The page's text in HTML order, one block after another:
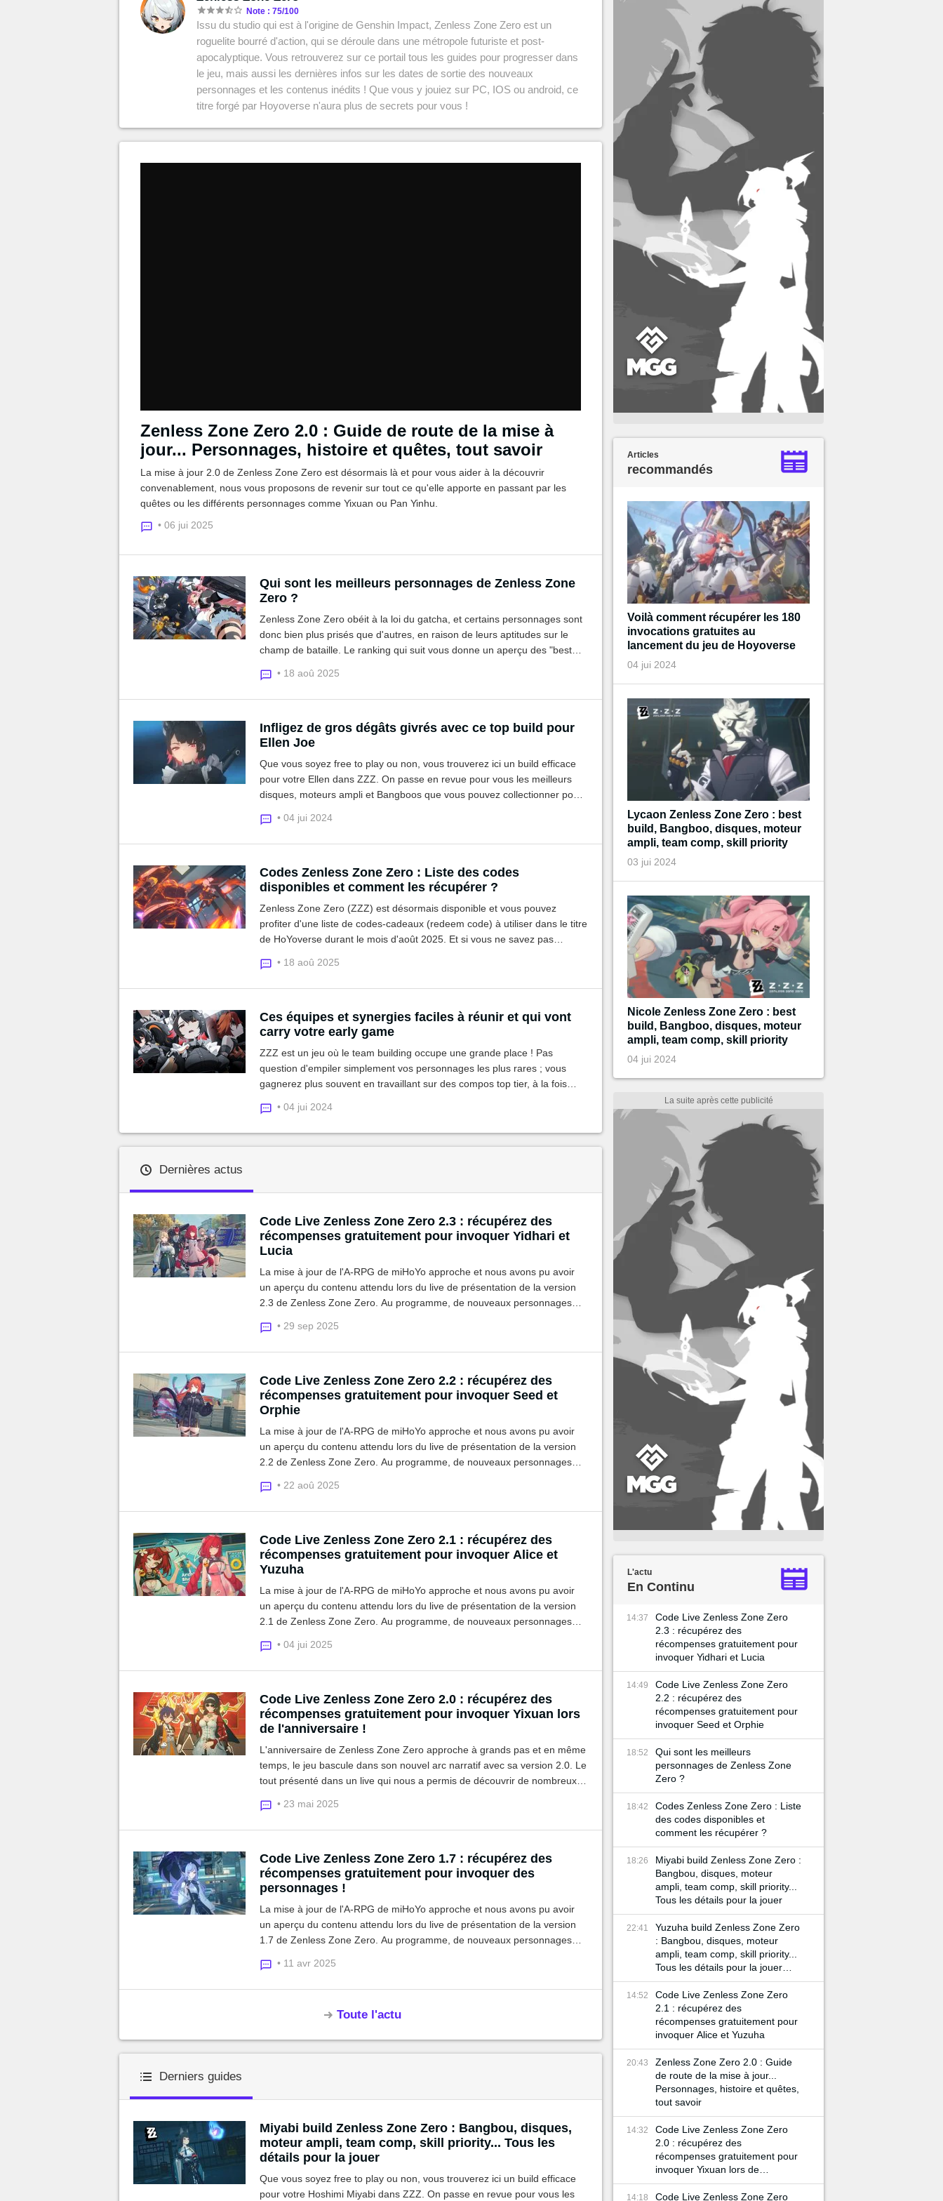
MGG
Note : 75/100
Issu du studio qui est à l'origine de Genshin Impact, Zenless Zone Zero est un
roguelite bourré d'action, qui se déroule dans une métropole futuriste et post-
apocalyptique. Vous retrouverez sur ce portail tous les guides pour progresser dans
le jeu, mais aussi les dernières infos sur les dates de sortie des nouveaux
personnages et les contenus inédits ! Que vous y jouiez sur PC, IOS ou android, ce
titre forgé par Hoyoverse n'aura plus de secrets pour vous !
Zenless Zone Zero 2.0 : Guide de route de la mise à
jour... Personnages, histoire et quêtes, tout savoir
La mise à jour 2.0 de Zenless Zone Zero est désormais là et pour vous aider à la découvrir
convenablement, nous vous proposons de revenir sur tout ce qu'elle apporte en passant par les
quêtes ou les différents personnages comme Yixuan ou Pan Yinhu.
• 06 jui 2025
Qui sont les meilleurs personnages de Zenless Zone
Zero ?
Zenless Zone Zero obéit à la loi du gatcha, et certains personnages sont
donc bien plus prisés que d'autres, en raison de leurs aptitudes sur le
champ de bataille. Le ranking qui suit vous donne un aperçu des "best
moment.
• 18 aoû 2025
Infligez de gros dégâts givrés avec ce top build pour
Ellen Joe
Que vous soyez free to play ou non, vous trouverez ici un build efficace
pour votre Ellen dans ZZZ. On passe en revue pour vous les meilleurs
disques, moteurs ampli et Bangboos que vous pouvez collectionner pour
• 04 jui 2024
Codes Zenless Zone Zero : Liste des codes
disponibles et comment les récupérer ?
Zenless Zone Zero (ZZZ) est désormais disponible et vous pouvez
profiter d'une liste de codes-cadeaux (redeem code) à utiliser dans le titre
de HoYoverse durant le mois d'août 2025. Et si vous ne savez pas
• 18 aoû 2025
Ces équipes et synergies faciles à réunir et qui vont
carry votre early game
ZZZ est un jeu où le team building occupe une grande place ! Pas
question d'empiler simplement vos personnages les plus rares ; vous
gagnerez plus souvent en travaillant sur des compos top tier, à la fois
• 04 jui 2024
Dernières actus
Code Live Zenless Zone Zero 2.3 : récupérez des
récompenses gratuitement pour invoquer Yidhari et
Lucia
La mise à jour de l'A-RPG de miHoYo approche et nous avons pu avoir
un aperçu du contenu attendu lors du live de présentation de la version
2.3 de Zenless Zone Zero. Au programme, de nouveaux personnages
Polychromes.
• 29 sep 2025
Code Live Zenless Zone Zero 2.2 : récupérez des
récompenses gratuitement pour invoquer Seed et
Orphie
La mise à jour de l'A-RPG de miHoYo approche et nous avons pu avoir
un aperçu du contenu attendu lors du live de présentation de la version
2.2 de Zenless Zone Zero. Au programme, de nouveaux personnages
des Polychromes.
• 22 aoû 2025
Code Live Zenless Zone Zero 2.1 : récupérez des
récompenses gratuitement pour invoquer Alice et
Yuzuha
La mise à jour de l'A-RPG de miHoYo approche et nous avons pu avoir
un aperçu du contenu attendu lors du live de présentation de la version
2.1 de Zenless Zone Zero. Au programme, de nouveaux personnages
des Polychromes.
• 04 jui 2025
Code Live Zenless Zone Zero 2.0 : récupérez des
récompenses gratuitement pour invoquer Yixuan lors
de l'anniversaire !
L'anniversaire de Zenless Zone Zero approche à grands pas et en même
temps, le jeu bascule dans son nouvel arc narratif avec sa version 2.0. Le
tout présenté dans un live qui nous a permis de découvrir de nombreux
• 23 mai 2025
Code Live Zenless Zone Zero 1.7 : récupérez des
récompenses gratuitement pour invoquer des
personnages !
La mise à jour de l'A-RPG de miHoYo approche et nous avons pu avoir
un aperçu du contenu attendu lors du live de présentation de la version
1.7 de Zenless Zone Zero. Au programme, de nouveaux personnages
Polychromes.
• 11 avr 2025
Toute l'actu
Derniers guides
Miyabi build Zenless Zone Zero : Bangbou, disques,
moteur ampli, team comp, skill priority... Tous les
détails pour la jouer
Que vous soyez free to play ou non, vous trouverez ici un build efficace
pour votre Hoshimi Miyabi dans ZZZ. On passe en revue pour vous les
Articles
recommandés
Voilà comment récupérer les 180
invocations gratuites au
lancement du jeu de Hoyoverse
04 jui 2024
Lycaon Zenless Zone Zero : best
build, Bangboo, disques, moteur
ampli, team comp, skill priority
03 jui 2024
Nicole Zenless Zone Zero : best
build, Bangboo, disques, moteur
ampli, team comp, skill priority
04 jui 2024
L'actu
En Continu
14:37
Code Live Zenless Zone Zero
2.3 : récupérez des
récompenses gratuitement pour
invoquer Yidhari et Lucia
14:49
Code Live Zenless Zone Zero
2.2 : récupérez des
récompenses gratuitement pour
invoquer Seed et Orphie
18:52
Qui sont les meilleurs
personnages de Zenless Zone
Zero ?
18:42
Codes Zenless Zone Zero : Liste
des codes disponibles et
comment les récupérer ?
18:26
Miyabi build Zenless Zone Zero :
Bangbou, disques, moteur
ampli, team comp, skill priority...
Tous les détails pour la jouer
22:41
Yuzuha build Zenless Zone Zero
: Bangbou, disques, moteur
ampli, team comp, skill priority...
Tous les détails pour la jouer
correctement
14:52
Code Live Zenless Zone Zero
2.1 : récupérez des
récompenses gratuitement pour
invoquer Alice et Yuzuha
20:43
Zenless Zone Zero 2.0 : Guide
de route de la mise à jour...
Personnages, histoire et quêtes,
tout savoir
14:32
Code Live Zenless Zone Zero
2.0 : récupérez des
récompenses gratuitement pour
invoquer Yixuan lors de
l'anniversaire !
14:18 Code Live Zenless Zone Zero